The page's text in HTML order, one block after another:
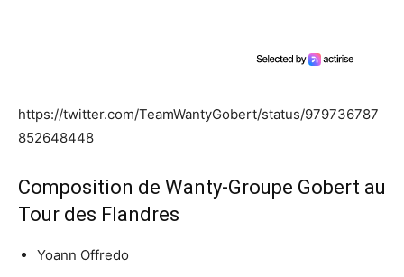
https://twitter.com/TeamWantyGobert/status/979736787
852648448
Composition de Wanty-Groupe Gobert au
Tour des Flandres
Yoann Offredo